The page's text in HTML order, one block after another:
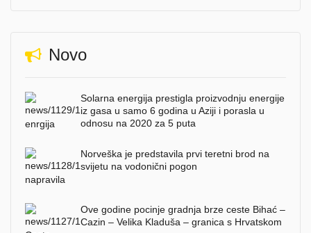
Novo
Solarna energija prestigla proizvodnju energije
iz gasa u samo 6 godina u Aziji i porasla u
odnosu na 2020 za 5 puta
Norveška je predstavila prvi teretni brod na
svijetu na vodonični pogon
Ove godine pocinje gradnja brze ceste Bihać –
Cazin – Velika Kladuša – granica s Hrvatskom